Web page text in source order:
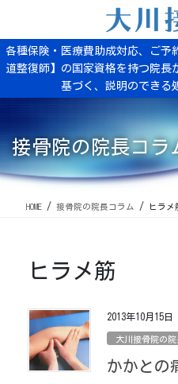
テ
ン
ツ
ゲ
ー
シ
移
動
各種保険・医療費助成対応、ご予
道整復師】の国家資格を持つ院長
基づく、説明のできる
接骨院の院長コラ
HOME 接骨院の院長コラム ヒラメ
ヒラメ筋
2013年10月15日
大川接骨院の
かかとの